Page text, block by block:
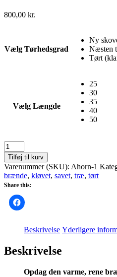
800,00 kr.
Vælg Tørhedsgrad
Ny
Næsten
Tørt
Vælg Længde
25
30
35
40
50
Ahorn
træ
antal
Tilføj til kurv
Varenummer (SKU): Ahorn-1
brænde, kløvet, savet, træ, tørt
Share this:
Beskrivelse Yderligere
Beskrivelse
Opdag den varme, rene